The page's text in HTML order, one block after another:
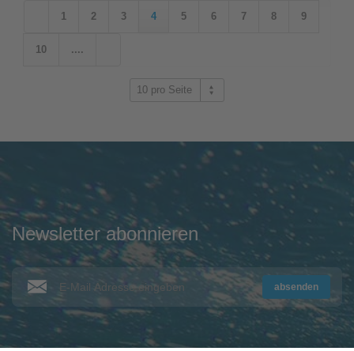
1 2 3 4 5 6 7 8 9
10 ....
10 pro Seite
Newsletter abonnieren
absenden